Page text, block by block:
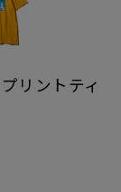
リントティ